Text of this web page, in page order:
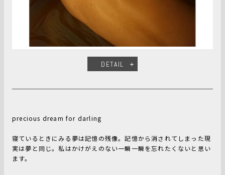
DETAIL
precious dream for darling
寝ているときにみる夢は記憶の残像。記憶から消されてしまった現
実は夢と同じ。私はかけがえのない一瞬一瞬を忘れたくないと思い
ます。